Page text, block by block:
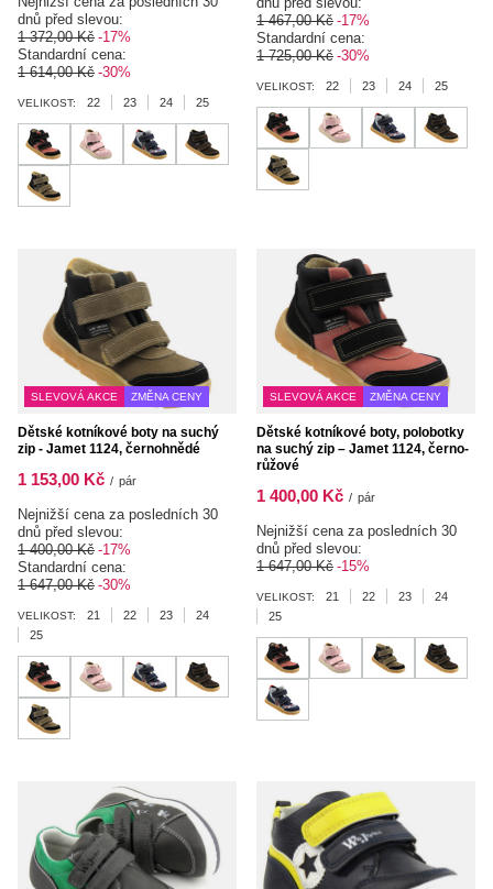
dnů před slevou:
1 372,00 Kč -17%
Standardní cena:
1 614,00 Kč -30%
VELIKOST: 22 23 24 25
1 467,00 Kč -17%
Standardní cena:
1 725,00 Kč -30%
VELIKOST: 22 23 24 25
SLEVOVÁ AKCE ZMĚNA CENY
Dětské kotníkové boty na suchý
zip - Jamet 1124, černohnědé
1 153,00 Kč / pár
Nejnižší cena za posledních 30
dnů před slevou:
1 400,00 Kč -17%
Standardní cena:
1 647,00 Kč -30%
VELIKOST: 21 22 23
24
25
SLEVOVÁ AKCE ZMĚNA CENY
Dětské kotníkové boty, polobotky
na suchý zip – Jamet 1124, černo-
růžové
1 400,00 Kč / pár
Nejnižší cena za posledních 30
dnů před slevou:
1 647,00 Kč -15%
VELIKOST: 21 22 23
24
25